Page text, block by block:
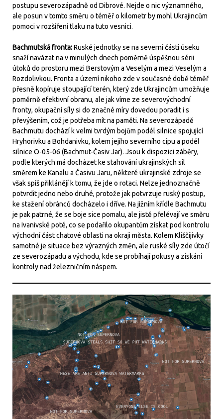
postupu severozápadně od Dibrové. Nejde o nic významného,
ale posun v tomto směru o téměř o kilometr by mohl Ukrajincům
pomoci v rozšíření tlaku na tuto vesnici.
Bachmutská fronta:Ruské jednotky se na severní části úseku
snaží navázat na v minulých dnech poměrně úspěšnou sérii
útoků do prostoru mezi Berstovým a Veselým a mezi Veselým a
Rozdolivkou. Fronta a území nikoho zde v současné době téměř
přesně kopíruje stoupající terén, který zde Ukrajincům umožňuje
poměrně efektivní obranu, ale jak víme ze severovýchodní
fronty, okupační síly si do značné míry dovedou poradit i s
převýšením, což je potřeba mít na paměti. Na severozápadě
Bachmutu dochází k velmi tvrdým bojům podél silnice spojující
Hryhorivku a Bohdanivku, kolem jejího severního cípu a podél
silnice O-05-06 (Bachmut-Časiv Jar). Jsou k dispozici záběry,
podle kterých má docházet ke stahování ukrajinských sil
směrem ke Kanalu a Časivu Jaru, některé ukrajinské zdroje se
však spíš přiklánějí k tomu, že jde o rotaci. Nelze jednoznačně
potvrdit jedno nebo druhé, protože jak potvrzuje ruský postup,
ke stažení obránců docházelo i dříve. Na jižním křídle Bachmutu
je pak patrné, že se boje sice pomalu, ale jistě přelévají ve směru
na Ivanivské poté, co se podařilo okupantům získat pod kontrolu
východní část chatové oblasti na okraji města. Kolem Kliščijivky
samotné je situace bez výrazných změn, ale ruské síly zde útočí
ze severozápadu a východu, kde se probíhají pokusy a získání
kontroly nad železničním náspem.